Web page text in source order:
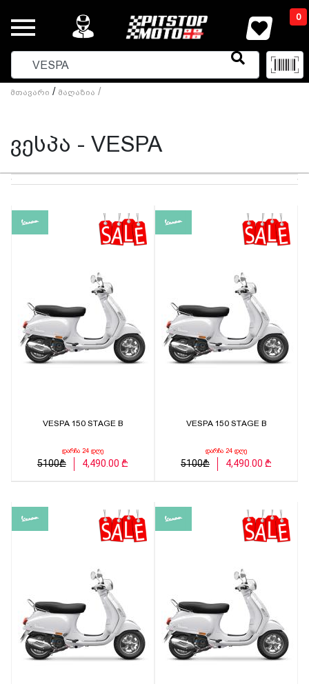
0
Მთავარი / Მაღაზია /
ვესპა - VESPA
VESPA 150 STAGE B
დარჩა 24 დღე
5100₾ 4,490.00 ₾
VESPA 150 STAGE B
დარჩა 24 დღე
5100₾ 4,490.00 ₾